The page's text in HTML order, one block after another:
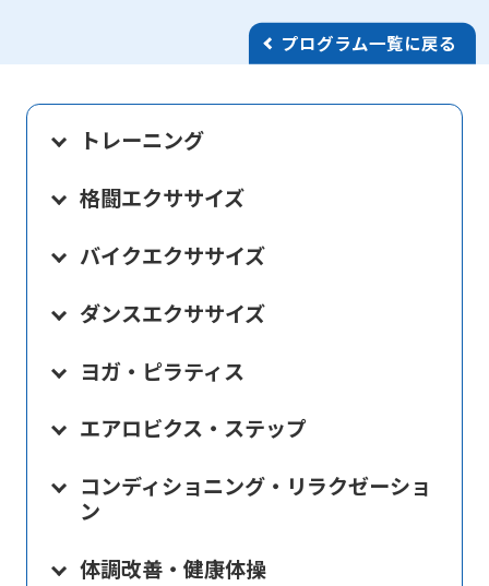
プログラム一覧に戻る
トレーニング
格闘エクササイズ
バイクエクササイズ
ダンスエクササイズ
ヨガ・ピラティス
エアロビクス・ステップ
コンディショニング・リラクゼーショ
ン
体調改善・健康体操